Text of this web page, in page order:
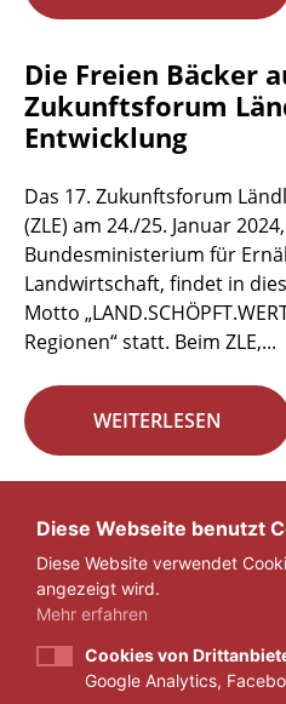
Die Freien Bäcker
Zukunftsforum
Entwicklung
Das 17. Zukunftsforum
(ZLE) am 24./25. Januar
Bundesministerium für
Landwirtschaft, findet in
Motto
Regionen“ statt. Beim ZLE,...
WEITERLESEN
« 1 ... 3 4 5
Diese Webseite benutzt
Diese Website verwendet
angezeigt wird.
Mehr erfahren
Cookies von
Google Analytics,